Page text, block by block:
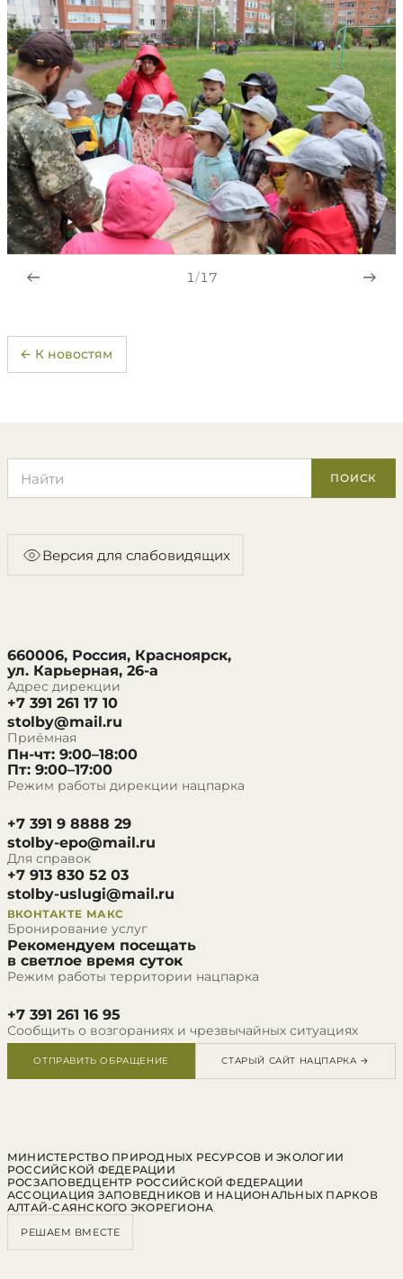
1/17
← К новостям
ПОИСК
Версия для слабовидящих
660006, Россия, Красноярск,
ул. Карьерная, 26-а
Адрес дирекции
+7 391 261 17 10
stolby@mail.ru
Приёмная
Пн-чт: 9:00–18:00
Пт: 9:00–17:00
Режим работы дирекции нацпарка
+7 391 9 8888 29
stolby-epo@mail.ru
Для справок
+7 913 830 52 03
stolby-uslugi@mail.ru
ВКОНТАКТЕ МАКС
Бронирование услуг
Рекомендуем посещать
в светлое время суток
Режим работы территории нацпарка
+7 391 261 16 95
Сообщить о возгораниях и чрезвычайных ситуациях
ОТПРАВИТЬ ОБРАЩЕНИЕ СТАРЫЙ САЙТ НАЦПАРКА →
МИНИСТЕРСТВО ПРИРОДНЫХ РЕСУРСОВ И ЭКОЛОГИИ
РОССИЙСКОЙ ФЕДЕРАЦИИ
РОСЗАПОВЕДЦЕНТР РОССИЙСКОЙ ФЕДЕРАЦИИ
АССОЦИАЦИЯ ЗАПОВЕДНИКОВ И НАЦИОНАЛЬНЫХ ПАРКОВ
АЛТАЙ-САЯНСКОГО ЭКОРЕГИОНА
РЕШАЕМ ВМЕСТЕ